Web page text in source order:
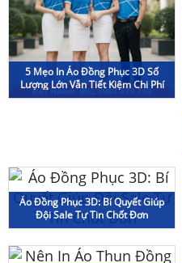
5 Mẹo In Áo Đồng Phục 3D Số
Lượng Lớn Vẫn Tiết Kiệm Chi Phí
Áo Đồng Phục 3D: Bí Quyết Giúp
Đội Sale Tự Tin Chốt Đơn